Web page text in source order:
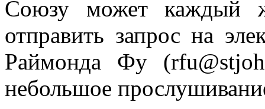
Союзу может каждый
отправить запрос на
Раймонда Фу
небольшое